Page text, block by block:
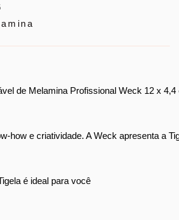
de Melamina Profissional Weck 12 x
how e criatividade. A Weck apresenta a
é ideal para você